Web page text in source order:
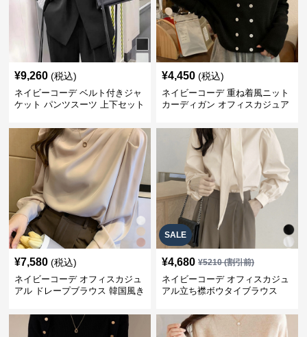
¥9,260 (税込)
ネイビーコーデ ベルト付きジャ
ケット パンツスーツ 上下セット
¥4,450 (税込)
ネイビーコーデ 重ね着風ニット
カーディガン オフィスカジュア
¥7,580 (税込)
ネイビーコーデ オフィスカジュ
アル ドレープブラウス 韓国風き
SALE
¥4,680 ¥5210(割引前)
ネイビーコーデ オフィスカジュ
アル立ち襟ボウタイブラウス